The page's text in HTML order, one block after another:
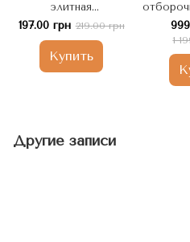
элитная
"Космический чай"
197.00 грн 219.00 грн
Купить
1
Другие записи